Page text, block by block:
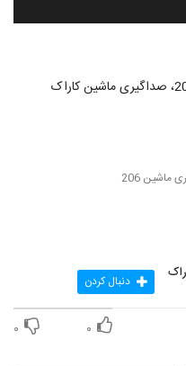
صداگیری ماشین،صداگیری ماشین پژو 206، صداگیری ماشین کاراک
ماشین 206
دنبال کردن
۰ ۰